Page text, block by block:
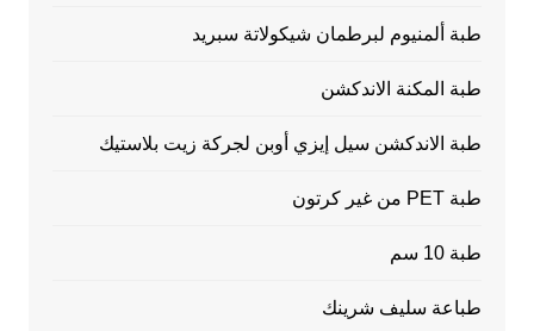
طبة ألمنيوم لبرطمان شيكولاتة سبريد
طبة المكنة الاندكشن
طبة الاندكشن سيل إيزي أوبن لجركة زيت بلاستيك
طبة PET من غير كرتون
طبة 10 سم
طباعة سليف شرينك